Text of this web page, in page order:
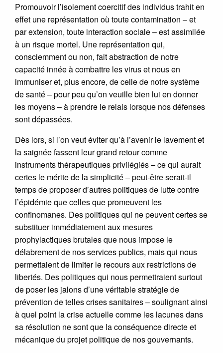
Promouvoir l’isolement coercitif des individus trahit en
effet une représentation où toute contamination – et
par extension, toute interaction sociale – est assimilée
à un risque mortel. Une représentation qui,
consciemment ou non, fait abstraction de notre
capacité innée à combattre les virus et nous en
immuniser et, plus encore, de celle de notre système
de santé – pour peu qu’on veuille bien lui en donner
les moyens – à prendre le relais lorsque nos défenses
sont dépassées.
Dès lors, si l’on veut éviter qu’à l’avenir le lavement et
la saignée fassent leur grand retour comme
instruments thérapeutiques privilégiés – ce qui aurait
certes le mérite de la simplicité – peut-être serait-il
temps de proposer d’autres politiques de lutte contre
l’épidémie que celles que promeuvent les
confinomanes. Des politiques qui ne peuvent certes se
substituer immédiatement aux mesures
prophylactiques brutales que nous impose le
délabrement de nos services publics, mais qui nous
permettaient de limiter le recours aux restrictions de
libertés. Des politiques qui nous permettraient surtout
de poser les jalons d’une véritable stratégie de
prévention de telles crises sanitaires – soulignant ainsi
à quel point la crise actuelle comme les lacunes dans
sa résolution ne sont que la conséquence directe et
mécanique du projet politique de nos gouvernants.